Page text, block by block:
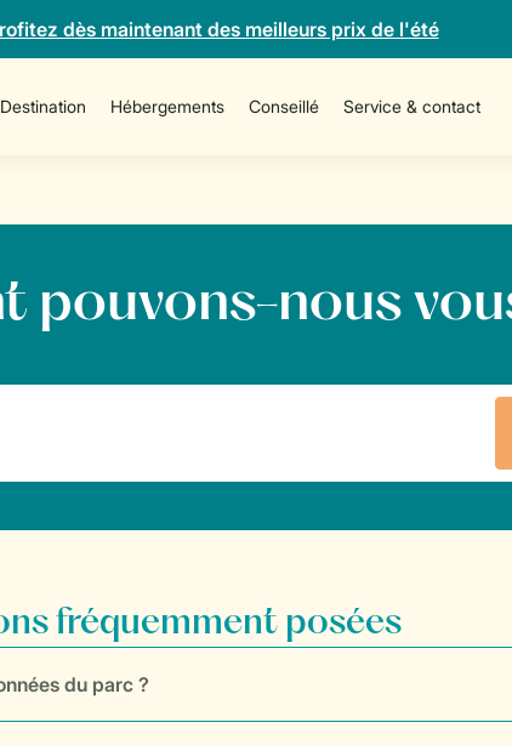
dès maintenant des meilleurs prix de l'été
Destination Hébergements Conseillé Service & contact
pouvons-nous
fréquemment posées
du parc ?